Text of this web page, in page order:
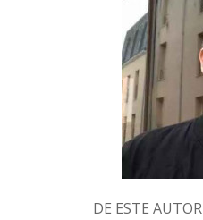
DE ESTE AUTOR